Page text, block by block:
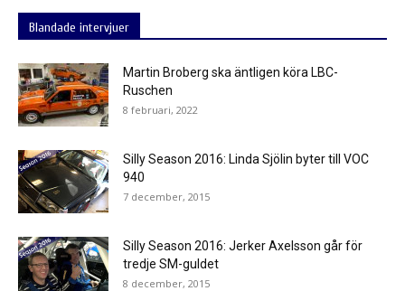
Blandade intervjuer
Martin Broberg ska äntligen köra LBC-
Ruschen
8 februari, 2022
Silly Season 2016: Linda Sjölin byter till VOC
940
7 december, 2015
Silly Season 2016: Jerker Axelsson går för
tredje SM-guldet
8 december, 2015